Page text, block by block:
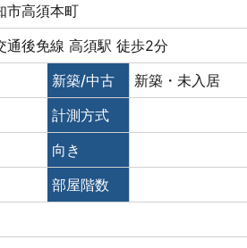
市高須本町
通後免線 高須駅 徒歩2分
新築/中古
新築・未入居
計測方式
向き
部屋階数